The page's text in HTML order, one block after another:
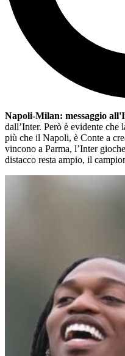
Napoli-Milan: messaggio
dall’Inter. Però è evidente che
più che il Napoli, è Conte a
vincono a Parma, l’Inter
distacco resta ampio, il